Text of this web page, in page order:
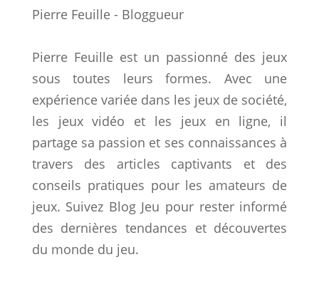
Pierre Feuille - Bloggueur
Pierre Feuille est un passionné des jeux
sous toutes leurs formes. Avec une
expérience variée dans les jeux de société,
les jeux vidéo et les jeux en ligne, il
partage sa passion et ses connaissances à
travers des articles captivants et des
conseils pratiques pour les amateurs de
jeux. Suivez Blog Jeu pour rester informé
des dernières tendances et découvertes
du monde du jeu.